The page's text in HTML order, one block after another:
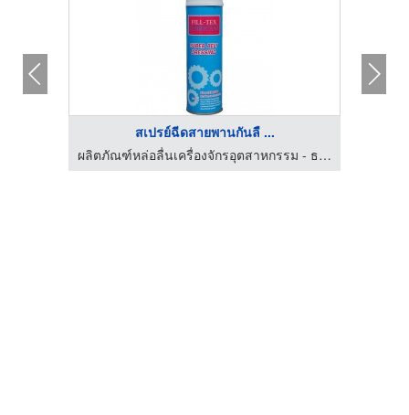
สเปรย์ฉีดสายพานกันลื ...
ผลิตภัณฑ์หล่อลื่นเครื่องจักรอุตสาหกรรม - ธณฤกษ์ อินเตอร์เทรด